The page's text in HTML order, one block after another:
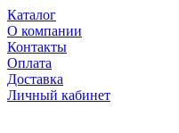
Каталог
О компании
Контакты
Оплата
Доставка
Личный кабинет